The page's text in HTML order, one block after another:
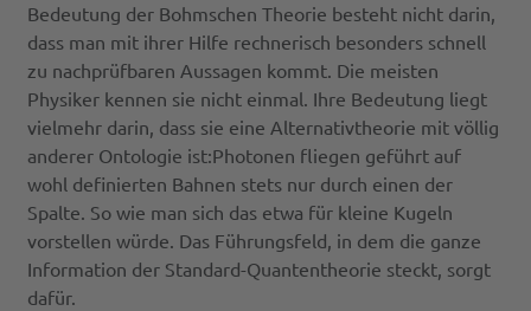
Bedeutung der Bohmschen Theorie besteht nicht darin,
dass man mit ihrer Hilfe rechnerisch besonders schnell
zu nachprüfbaren Aussagen kommt. Die meisten
Physiker kennen sie nicht einmal. Ihre Bedeutung liegt
vielmehr darin, dass sie eine Alternativtheorie mit völlig
anderer Ontologie ist:Photonen fliegen geführt auf
wohl definierten Bahnen stets nur durch einen der
Spalte. So wie man sich das etwa für kleine Kugeln
vorstellen würde. Das Führungsfeld, in dem die ganze
Information der Standard-Quantentheorie steckt, sorgt
dafür.